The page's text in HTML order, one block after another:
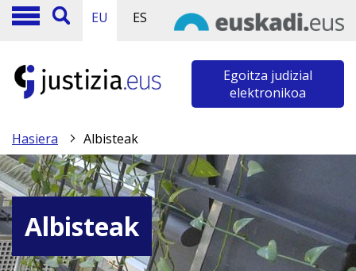
EU ES
Egoitza judizial
elektronikoa
Hasiera Albisteak
Albisteak